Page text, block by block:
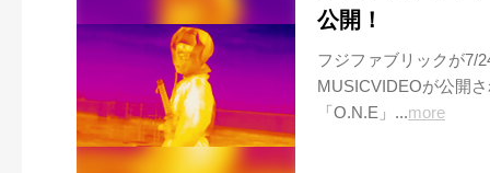
公開！
フジファブリックが7/
MUSICVIDEOが公開
「O.N.E」...more